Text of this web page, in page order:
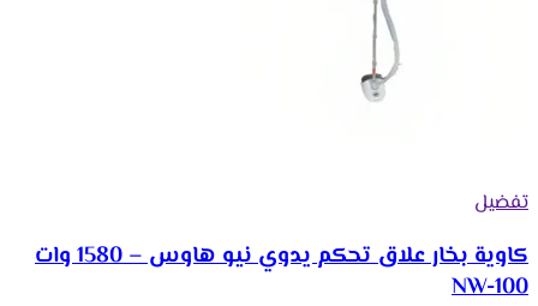
تفضيل
كاوية بخار علاق تحكم يدوي نيو هاوس – 1580 وات
NW-100